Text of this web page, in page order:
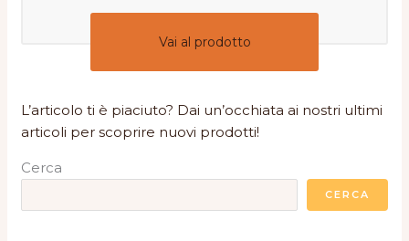
Vai al prodotto
L’articolo ti è piaciuto? Dai un’occhiata ai nostri ultimi
articoli per scoprire nuovi prodotti!
Cerca
CERCA